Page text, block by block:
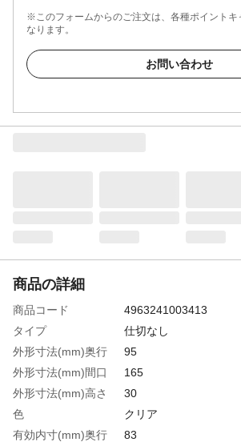
※このフォームからのご注文は、各種ポイントキ
なります。
お問い合わせ
商品の詳細
商品コード
4963241003413
タイプ
仕切なし
外形寸法(mm)奥行
95
外形寸法(mm)間口
165
外形寸法(mm)高さ
30
色
クリア
有効内寸(mm)奥行
83